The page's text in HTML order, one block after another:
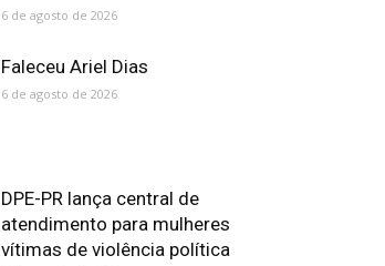
6 de agosto de 2026
Faleceu Ariel Dias
6 de agosto de 2026
DPE-PR lança central de
atendimento para mulheres
vítimas de violência política